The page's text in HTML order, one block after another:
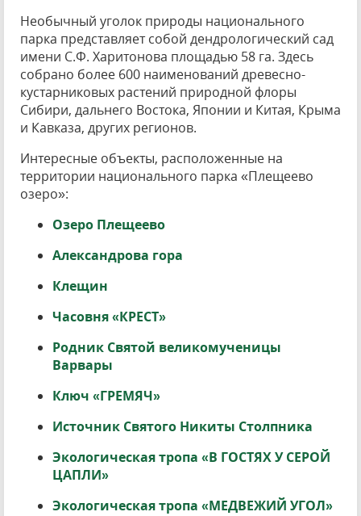
Необычный уголок природы национального
парка представляет собой дендрологический сад
имени С.Ф. Харитонова площадью 58 га. Здесь
собрано более 600 наименований древесно-
кустарниковых растений природной флоры
Сибири, дальнего Востока, Японии и Китая, Крыма
и Кавказа, других регионов.
Интересные объекты, расположенные на
территории национального парка «Плещеево
озеро»:
Озеро Плещеево
Александрова гора
Клещин
Часовня «КРЕСТ»
Родник Святой великомученицы
Варвары
Ключ «ГРЕМЯЧ»
Источник Святого Никиты Столпника
Экологическая тропа «В ГОСТЯХ У СЕРОЙ
ЦАПЛИ»
Экологическая тропа «МЕДВЕЖИЙ УГОЛ»